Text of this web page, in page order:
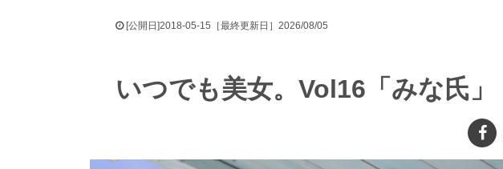
[公開日]2018-05-15［最終更新日］2026/08/05
いつでも美女。Vol16「みな氏」